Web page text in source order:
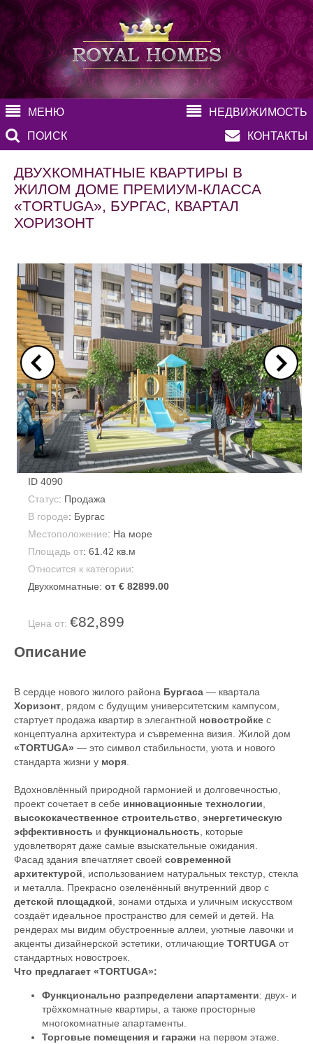
МЕНЮ
НЕДВИЖИМОСТЬ
ПОИСК
КОНТАКТЫ
ДВУХКОМНАТНЫЕ КВАРТИРЫ В
ЖИЛОМ ДОМЕ ПРЕМИУМ-КЛАССА
«TORTUGA», БУРГАС, КВАРТАЛ
ХОРИЗОНТ
ID 4090
Статус: Продажа
В городе: Бургас
Местоположение: На море
Площадь от: 61.42 кв.м
Относится к категории:
Двухкомнатные: от € 82899.00
Цена от: €82,899
Описание
В сердце нового жилого района Бургаса — квартала
Хоризонт, рядом с будущим университетским кампусом,
стартует продажа квартир в элегантной новостройке с
концептуална архитектура и съвременна визия. Жилой дом
«TORTUGA» — это символ стабильности, уюта и нового
стандарта жизни у моря.
Вдохновлённый природной гармонией и долговечностью,
проект сочетает в себе инновационные технологии,
высококачественное строительство, энергетическую
эффективность и функциональность, которые
удовлетворят даже самые взыскательные ожидания.
Фасад здания впечатляет своей современной
архитектурой, использованием натуральных текстур, стекла
и металла. Прекрасно озеленённый внутренний двор с
детской площадкой, зонами отдыха и уличным искусством
создаёт идеальное пространство для семей и детей. На
рендерах мы видим обустроенные аллеи, уютные лавочки и
акценты дизайнерской эстетики, отличающие TORTUGA от
стандартных новостроек.
Что предлагает «TORTUGA»:
Функционально разпределени апартаменти: двух- и
трёхкомнатные квартиры, а также просторные
многокомнатные апартаменты.
Торговые помещения и гаражи на первом этаже.